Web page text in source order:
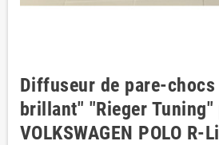
Diffuseur de pare-
brillant" "Rieger Tuning"
VOLKSWAGEN POLO R-